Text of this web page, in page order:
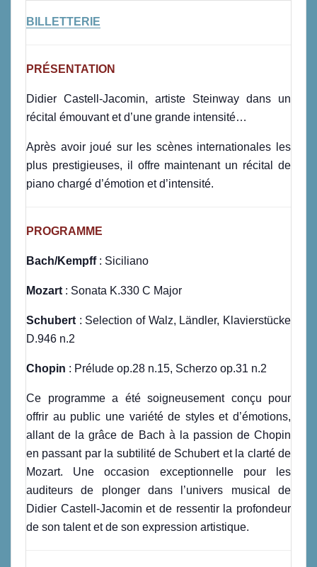
BILLETTERIE
PRÉSENTATION
Didier Castell-Jacomin, artiste Steinway dans un
récital émouvant et d’une grande intensité…
Après avoir joué sur les scènes internationales les
plus prestigieuses, il offre maintenant un récital de
piano chargé d’émotion et d’intensité.
PROGRAMME
Bach/Kempff: Siciliano
Mozart : Sonata K.330 C Major
Schubert : Selection of Walz, Ländler, Klavierstücke
D.946 n.2
Chopin : Prélude op.28 n.15, Scherzo op.31 n.2
Ce programme a été soigneusement conçu pour
offrir au public une variété de styles et d’émotions,
allant de la grâce de Bach à la passion de Chopin
en passant par la subtilité de Schubert et la clarté de
Mozart. Une occasion exceptionnelle pour les
auditeurs de plonger dans l’univers musical de
Didier Castell-Jacomin et de ressentir la profondeur
de son talent et de son expression artistique.